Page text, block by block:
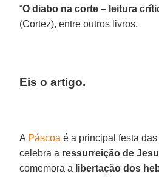
“O diabo na corte – leitura
(Cortez), entre outros livros.
Eis o artigo.
A Páscoa é a principal festa
celebra a ressurreição de
comemora a libertação dos